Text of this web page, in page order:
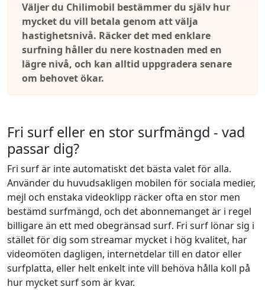
Väljer du Chilimobil bestämmer du själv hur
mycket du vill betala genom att välja
hastighetsnivå. Räcker det med enklare
surfning håller du nere kostnaden med en
lägre nivå, och kan alltid uppgradera senare
om behovet ökar.
Fri surf eller en stor surfmängd - vad
passar dig?
Fri surf är inte automatiskt det bästa valet för alla.
Använder du huvudsakligen mobilen för sociala medier,
mejl och enstaka videoklipp räcker ofta en stor men
bestämd surfmängd, och det abonnemanget är i regel
billigare än ett med obegränsad surf. Fri surf lönar sig i
stället för dig som streamar mycket i hög kvalitet, har
videomöten dagligen, internetdelar till en dator eller
surfplatta, eller helt enkelt inte vill behöva hålla koll på
hur mycket surf som är kvar.